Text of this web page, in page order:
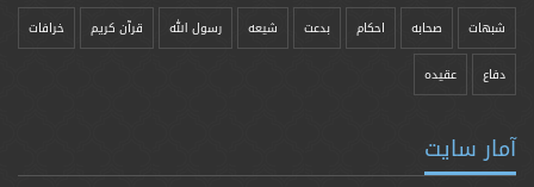
شبهات صحابه احکام بدعت شیعه رسول الله قرآن کریم خرافات
دفاع عقیده
آمار سایت